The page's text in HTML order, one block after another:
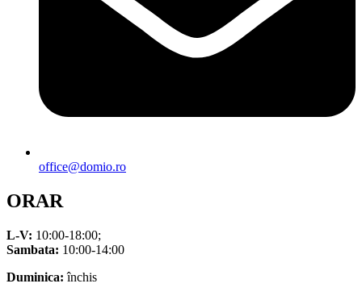
office@domio.ro
ORAR
L-V: 10:00-18:00;
Sambata: 10:00-14:00
Duminica: închis